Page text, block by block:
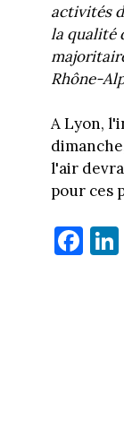
activités
la qualité
Rhône-
A Lyon,
l'air
pour ces
Fa
ce